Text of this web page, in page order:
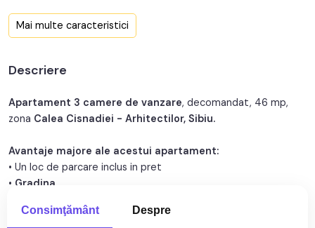
Confort:
Nr. balcoane:
Nr. parcari:
An renovare:
Structura:
Mai multe caracteristici
Descriere
Apartament 3 camere de vanzare, decomandat, 46 mp,
zona Calea Cisnadiei - Arhitectilor, Sibiu.
Avantaje majore ale acestui apartament:
• Un loc de parcare inclus in pret
• Gradina
• Parcare extra pentru vizitatori
Consimţământ Despre